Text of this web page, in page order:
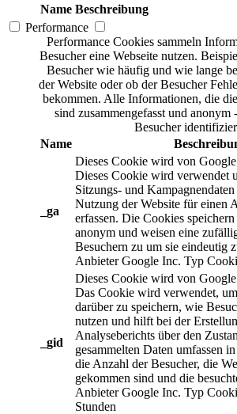
Name Beschreibung
Performance
Performance Cookies sammeln
Besucher eine Webseite nutzen.
Besucher wie häufig und wie lange
der Website oder ob der Besucher
bekommen. Alle Informationen, die
sind zusammengefasst und anonym
Besucher
Name
_ga
Dieses Cookie wird von
Dieses Cookie wird verwendet
Sitzungs- und
Nutzung der Website für einen
erfassen. Die Cookies
anonym und weisen eine
Besuchern zu um sie eindeutig
Anbieter Google Inc. Typ
_gid
Dieses Cookie wird von
Das Cookie wird verwendet,
darüber zu speichern, wie
nutzen und hilft bei der
Analyseberichts über den
gesammelten Daten umfassen
die Anzahl der Besucher, die
gekommen sind und die
Anbieter Google Inc. Typ
Stunden